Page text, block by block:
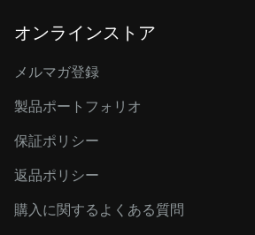
オンラインストア
メルマガ登録
製品ポートフォリオ
保証ポリシー
返品ポリシー
購入に関するよくある質問